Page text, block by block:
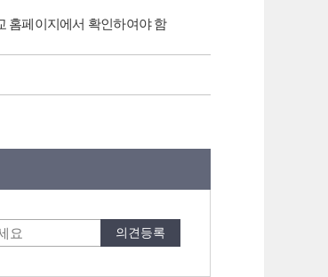
홈페이지에서 확인하여야 함